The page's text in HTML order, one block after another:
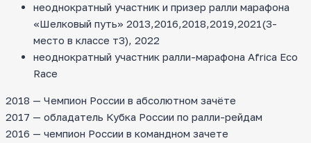
неоднократный участник и призер ралли марафона
«Шелковый путь» 2013,2016,2018,2019,2021(3-
место в классе т3), 2022
неоднократный участник ралли-марафона Africa Eco
Race
2018 — Чемпион России в абсолютном зачёте
2017 — обладатель Кубка России по ралли-рейдам
2016 — чемпион России в командном зачете